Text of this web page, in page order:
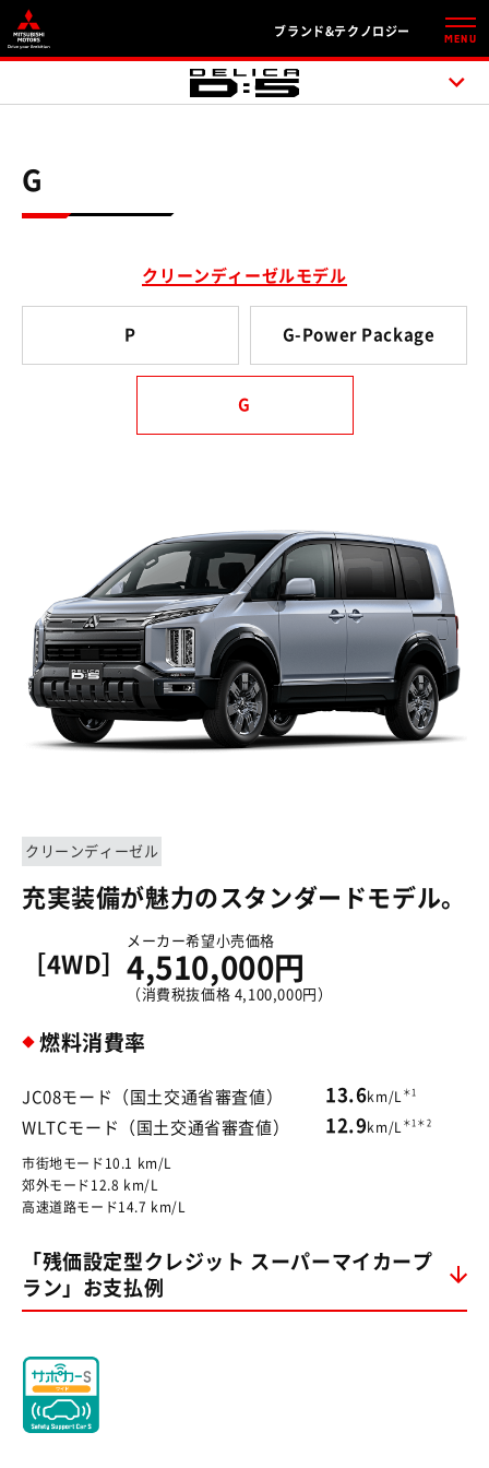
ブランド&テクノロジー
MENU
G
クリーンディーゼルモデル
P G-Power Package
G
クリーンディーゼル
充実装備が魅力のスタンダードモデル。
メーカー希望小売価格
［4WD］ 4,510,000円
（消費税抜価格 4,100,000円）
燃料消費率
JC08モード（国土交通省審査値） 13.6km/L ＊1
WLTCモード（国土交通省審査値） 12.9km/L ＊1＊2
市街地モード10.1 km/L
郊外モード12.8 km/L
高速道路モード14.7 km/L
「残価設定型クレジット スーパーマイカープ
ラン」お支払例